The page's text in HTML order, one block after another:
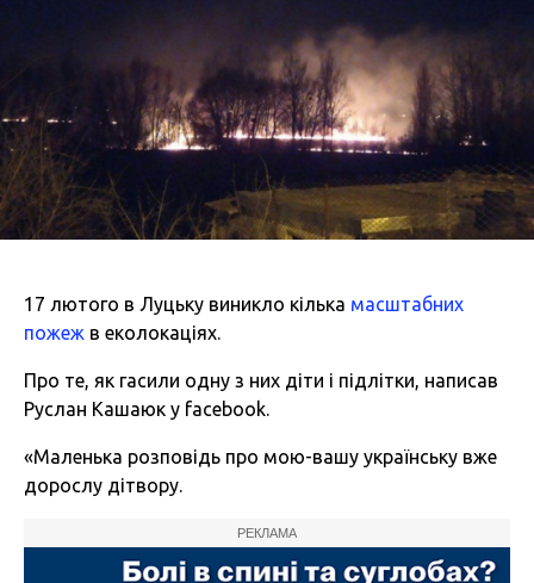
17 лютого в Луцьку виникло кілька масштабних
пожеж в еколокаціях.
Про те, як гасили одну з них діти і підлітки, написав
Руслан Кашаюк у facebook.
«Маленька розповідь про мою-вашу українську вже
дорослу дітвору.
РЕКЛАМА